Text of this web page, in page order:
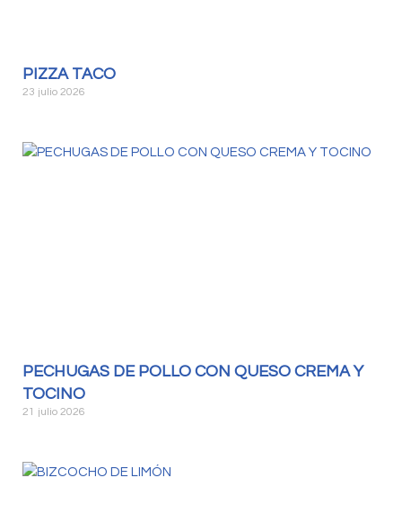
PIZZA TACO
23 julio 2026
PECHUGAS DE POLLO CON QUESO CREMA Y
TOCINO
21 julio 2026